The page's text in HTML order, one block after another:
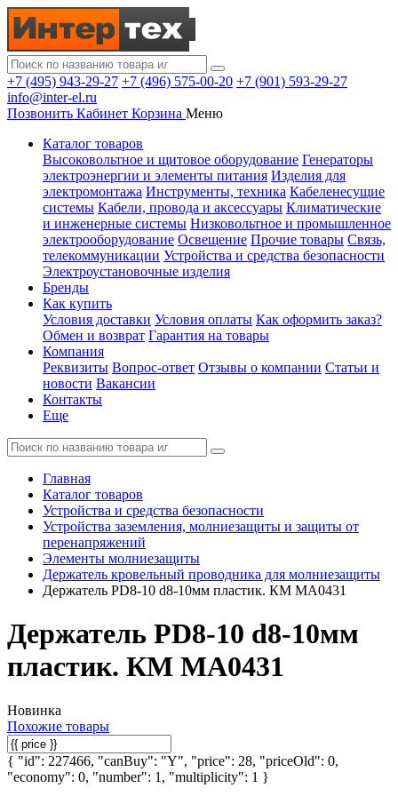
+7 (495) 943-29-27 +7 (496) 575-00-20 +7 (901) 593-29-27
info@inter-el.ru
Позвонить Кабинет Корзина Меню
Каталог товаров
Высоковольтное и щитовое оборудование Генераторы
электроэнергии и элементы питания Изделия для
электромонтажа Инструменты, техника Кабеленесущие
системы Кабели, провода и аксессуары Климатические
и инженерные системы Низковольтное и промышленное
электрооборудование Освещение Прочие товары Связь,
телекоммуникации Устройства и средства безопасности
Электроустановочные изделия
Бренды
Как купить
Условия доставки Условия оплаты Как оформить заказ?
Обмен и возврат Гарантия на товары
Компания
Реквизиты Вопрос-ответ Отзывы о компании Статьи и
новости Вакансии
Контакты
Еще
Главная
Каталог товаров
Устройства и средства безопасности
Устройства заземления, молниезащиты и защиты от
перенапряжений
Элементы молниезащиты
Держатель кровельный проводника для молниезащиты
Держатель PD8-10 d8-10мм пластик. КМ MA0431
Держатель PD8-10 d8-10мм
пластик. КМ MA0431
Новинка
Похожие товары
{ "id": 227466, "canBuy": "Y", "price": 28, "priceOld": 0,
"economy": 0, "number": 1, "multiplicity": 1 }